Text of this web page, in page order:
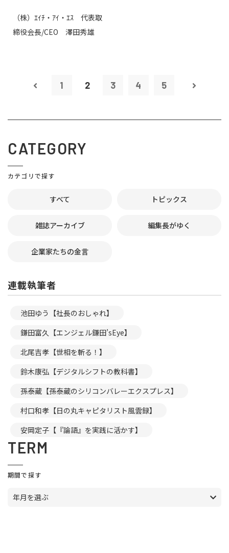
（株）ｴｲﾁ・ｱｲ・ｴｽ 代表取
締役会長/CEO 澤田秀雄
1 2 3 4 5
CATEGORY
カテゴリで探す
すべて トピックス
雑誌アーカイブ 編集長がゆく
企業家たちの金言
連載執筆者
池田ゆう【社長のおしゃれ】
鎌田富久【エンジェル鎌田’sEye】
北尾吉孝【世相を斬る！】
鈴木康弘【デジタルシフトの教科書】
孫泰蔵【孫泰蔵のシリコンバレーエクスプレス】
村口和孝【日の丸キャピタリスト風雲録】
安岡定子【『論語』を実践に活かす】
TERM
期間で探す
年月を選ぶ